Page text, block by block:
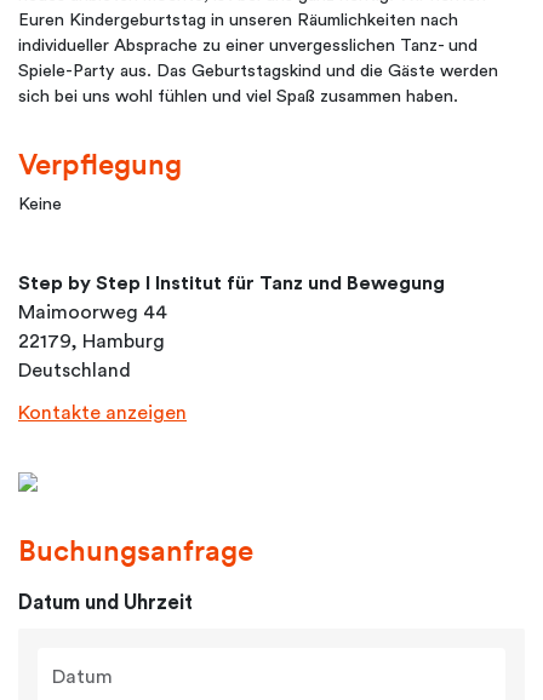
Euren Kindergeburtstag in unseren Räumlichkeiten nach
individueller Absprache zu einer unvergesslichen Tanz- und
Spiele-Party aus. Das Geburtstagskind und die Gäste werden
sich bei uns wohl fühlen und viel Spaß zusammen haben.
Verpflegung
Keine
Step by Step I Institut für Tanz und Bewegung
Maimoorweg 44
22179, Hamburg
Deutschland
Kontakte anzeigen
Buchungsanfrage
Datum und Uhrzeit
Datum